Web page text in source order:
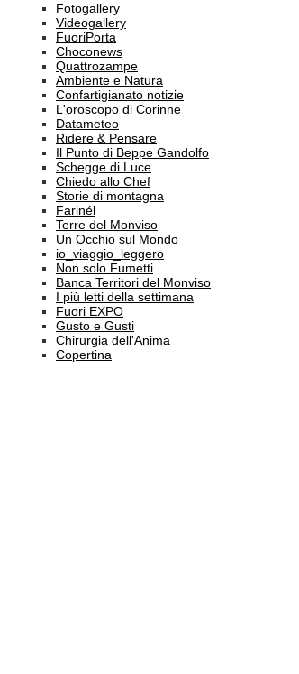
Fotogallery
Videogallery
FuoriPorta
Choconews
Quattrozampe
Ambiente e Natura
Confartigianato notizie
L'oroscopo di Corinne
Datameteo
Ridere & Pensare
Il Punto di Beppe Gandolfo
Schegge di Luce
Chiedo allo Chef
Storie di montagna
Farinél
Terre del Monviso
Un Occhio sul Mondo
io_viaggio_leggero
Non solo Fumetti
Banca Territori del Monviso
I più letti della settimana
Fuori EXPO
Gusto e Gusti
Chirurgia dell'Anima
Copertina